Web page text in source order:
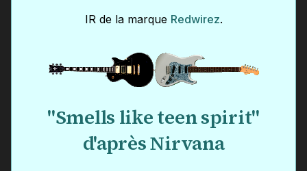
IR de la marque Redwirez.
"Smells like teen spirit"
d'après Nirvana